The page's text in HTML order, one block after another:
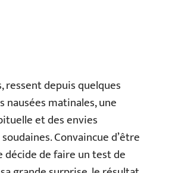
ressent depuis quelques
nausées matinales, une
et des envies
Convaincue d’être
décide de faire un test de